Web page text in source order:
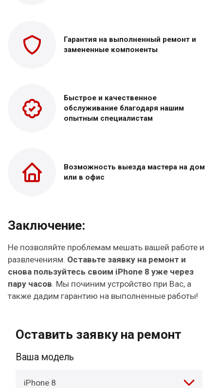
Гарантия на выполненный ремонт и
замененные компоненты
Быстрое и качественное
обслуживание благодаря нашим
опытным специалистам
Возможность выезда мастера на дом
или в офис
Заключение:
Не позволяйте проблемам мешать вашей работе и
развлечениям. Оставьте заявку на ремонт и
снова пользуйтесь своим iPhone 8 уже через
пару часов. Мы починим устройство при Вас, а
также дадим гарантию на выполненные работы!
Оставить заявку на ремонт
Ваша модель
iPhone 8